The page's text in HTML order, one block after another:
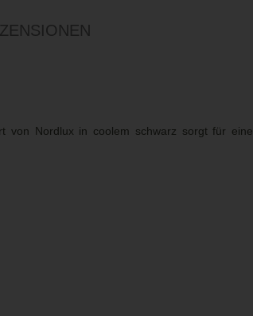
von Nordlux in coolem schwarz sorgt für eine